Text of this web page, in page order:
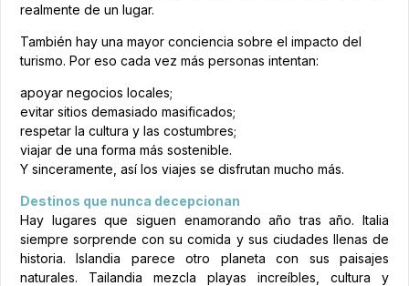
realmente de un lugar.
También hay una mayor conciencia sobre el impacto del
turismo. Por eso cada vez más personas intentan:
apoyar negocios locales;
evitar sitios demasiado masificados;
respetar la cultura y las costumbres;
viajar de una forma más sostenible.
Y sinceramente, así los viajes se disfrutan mucho más.
Destinos que nunca decepcionan
Hay lugares que siguen enamorando año tras año. Italia
siempre sorprende con su comida y sus ciudades llenas de
historia. Islandia parece otro planeta con sus paisajes
naturales. Tailandia mezcla playas increíbles, cultura y